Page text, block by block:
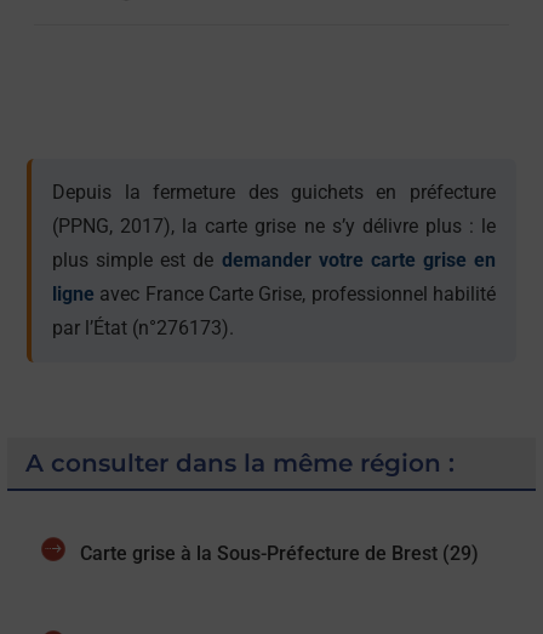
Depuis la fermeture des guichets en préfecture
(PPNG, 2017), la carte grise ne s’y délivre plus : le
plus simple est de demander votre carte grise en
ligne avec France Carte Grise, professionnel habilité
par l’État (n°276173).
A consulter dans la même région :
Carte grise à la Sous-Préfecture de Brest (29)